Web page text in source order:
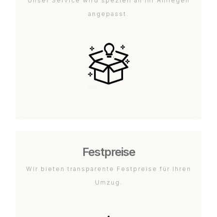
angepasst.
Festpreise
Wir bieten transparente Festpreise für Ihren
Umzug.